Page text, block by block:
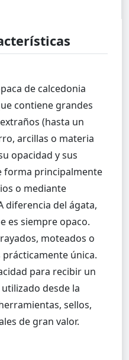
de calcedonia
contiene grandes
(hasta un
arcillas o materia
opacidad y sus
forma principalmente
o mediante
diferencia del ágata,
es siempre opaco.
moteados o
prácticamente única.
para recibir un
desde la
sellos,